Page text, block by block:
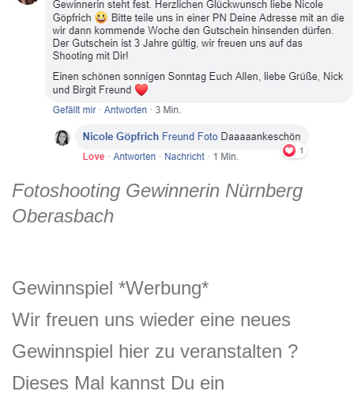
Fotoshooting Gewinnerin Nürnberg
Oberasbach
Gewinnspiel *Werbung*
Wir freuen uns wieder eine neues
Gewinnspiel hier zu veranstalten ?
Dieses Mal kannst Du ein